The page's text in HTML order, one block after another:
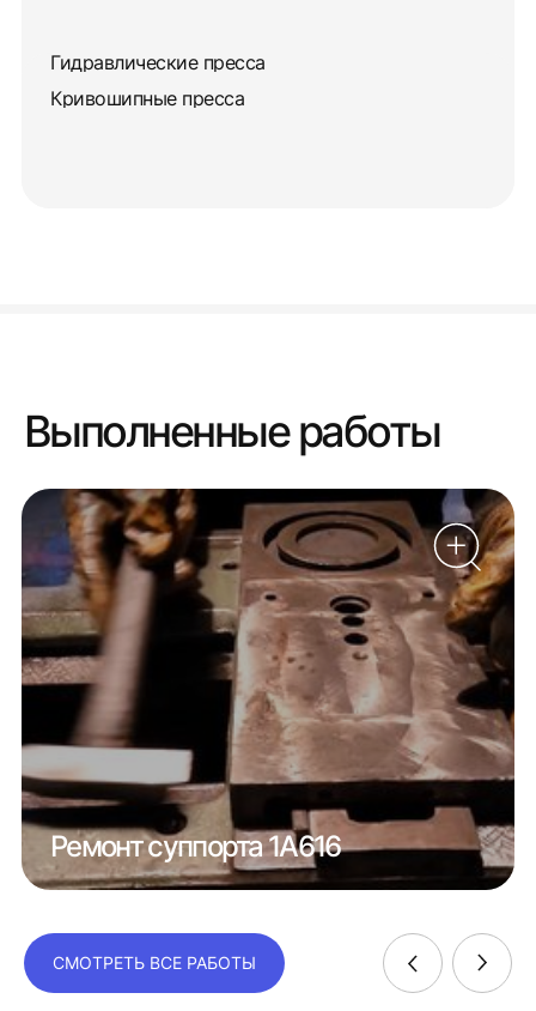
Гидравлические пресса
Кривошипные пресса
Выполненные работы
Ремонт суппорта 1А616
СМОТРЕТЬ ВСЕ РАБОТЫ